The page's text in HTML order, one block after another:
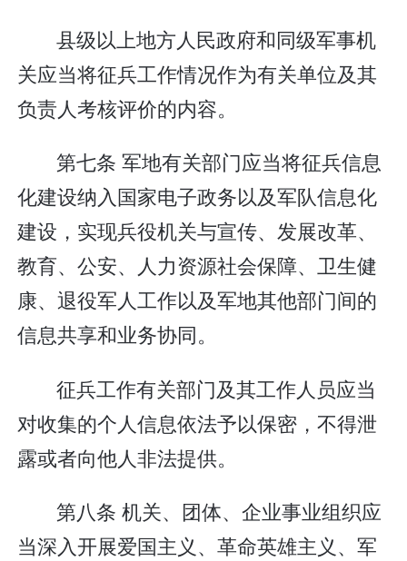
县级以上地方人民政府和同级军事机
关应当将征兵工作情况作为有关单位及其
负责人考核评价的内容。
第七条 军地有关部门应当将征兵信息
化建设纳入国家电子政务以及军队信息化
建设，实现兵役机关与宣传、发展改革、
教育、公安、人力资源社会保障、卫生健
康、退役军人工作以及军地其他部门间的
信息共享和业务协同。
征兵工作有关部门及其工作人员应当
对收集的个人信息依法予以保密，不得泄
露或者向他人非法提供。
第八条 机关、团体、企业事业组织应
当深入开展爱国主义、革命英雄主义、军